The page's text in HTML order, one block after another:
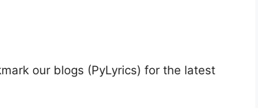
our blogs (PyLyrics) for the latest